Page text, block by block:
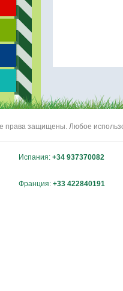
права защищены. Любое
Испания: +34 937370082
Франция: +33 422840191